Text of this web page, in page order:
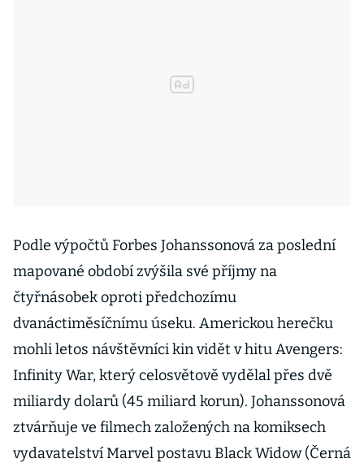
Podle výpočtů Forbes Johanssonová za poslední
mapované období zvýšila své příjmy na
čtyřnásobek oproti předchozímu
dvanáctiměsíčnímu úseku. Americkou herečku
mohli letos návštěvníci kin vidět v hitu Avengers:
Infinity War, který celosvětově vydělal přes dvě
miliardy dolarů (45 miliard korun). Johanssonová
ztvárňuje ve filmech založených na komiksech
vydavatelství Marvel postavu Black Widow (Černá